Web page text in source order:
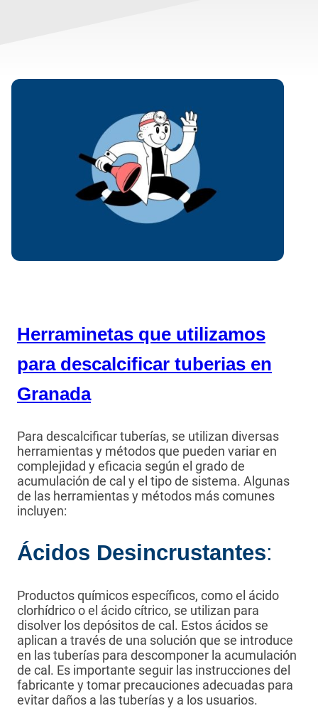
Herraminetas que utilizamos
para descalcificar tuberias en
Granada
Para descalcificar tuberías, se utilizan diversas
herramientas y métodos que pueden variar en
complejidad y eficacia según el grado de
acumulación de cal y el tipo de sistema. Algunas
de las herramientas y métodos más comunes
incluyen:
Ácidos Desincrustantes:
Productos químicos específicos, como el ácido
clorhídrico o el ácido cítrico, se utilizan para
disolver los depósitos de cal. Estos ácidos se
aplican a través de una solución que se introduce
en las tuberías para descomponer la acumulación
de cal. Es importante seguir las instrucciones del
fabricante y tomar precauciones adecuadas para
evitar daños a las tuberías y a los usuarios.